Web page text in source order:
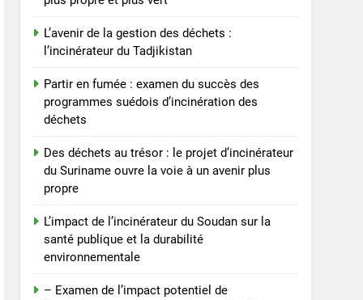
slovaque peut-il résoudre
le problème des déchets
du pays ?
AIO
Des déchets aux trésors :
le pouvoir de l’incinérateur
L’avenir de la gestion des déchets :
l’incinérateur du Tadjikistan
Partir en fumée : examen du succès des
programmes suédois d’incinération des
déchets
Des déchets au trésor : le projet d’incinérateur
du Suriname ouvre la voie à un avenir plus
propre
L’impact de l’incinérateur du Soudan sur la
santé publique et la durabilité
environnementale
– Examen de l’impact potentiel de